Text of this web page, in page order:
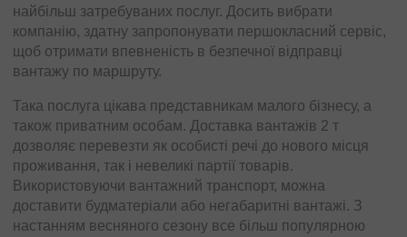
найбільш затребуваних послуг. Досить вибрати
компанію, здатну запропонувати першокласний сервіс,
щоб отримати впевненість в безпечної відправці
вантажу по маршруту.
Така послуга цікава представникам малого бізнесу, а
також приватним особам. Доставка вантажів 2 т
дозволяє перевезти як особисті речі до нового місця
проживання, так і невеликі партії товарів.
Використовуючи вантажний транспорт, можна
доставити будматеріали або негабаритні вантажі. З
настанням весняного сезону все більш популярною